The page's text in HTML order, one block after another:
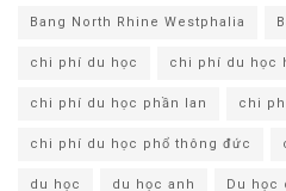
Bang North Rhine Westphalia
chi phí du học chi phí du học
chi phí du học phần lan chi
chi phí du học phổ thông đức
du học du học anh Du học